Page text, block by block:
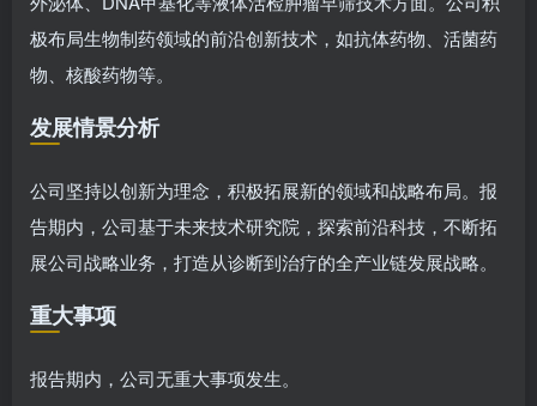
极布局生物制药领域的前沿创新技术，如抗体药物、活菌药
物、核酸药物等。
发展情景分析
公司坚持以创新为理念，积极拓展新的领域和战略布局。报
告期内，公司基于未来技术研究院，探索前沿科技，不断拓
展公司战略业务，打造从诊断到治疗的全产业链发展战略。
重大事项
报告期内，公司无重大事项发生。